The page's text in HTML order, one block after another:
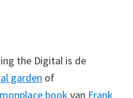
the Digital is de
garden of
bookvan Frank